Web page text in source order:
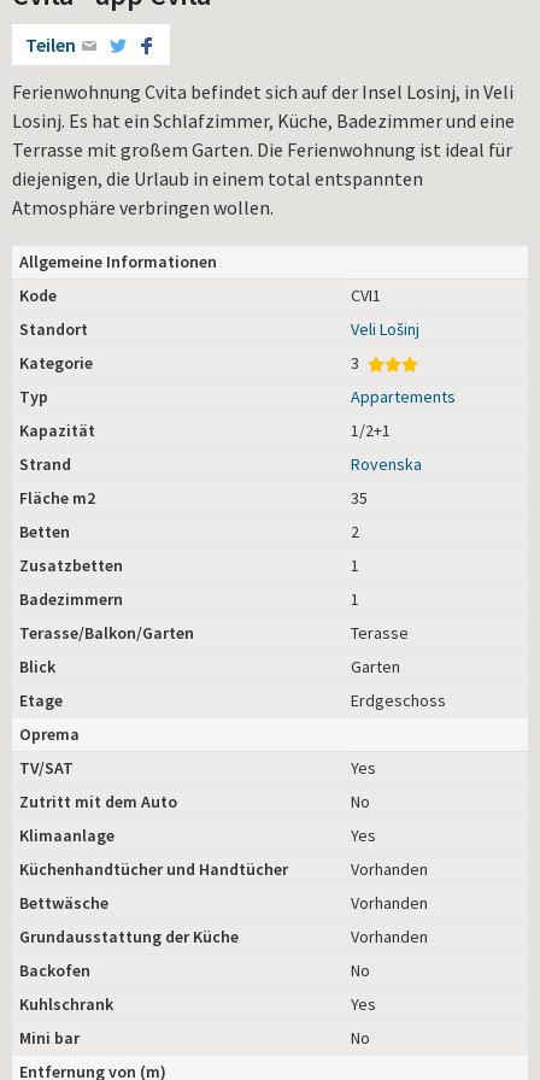
Teilen
Ferienwohnung Cvita befindet sich auf der Insel Losinj, in Veli
Losinj. Es hat ein Schlafzimmer, Küche, Badezimmer und eine
Terrasse mit großem Garten. Die Ferienwohnung ist ideal für
diejenigen, die Urlaub in einem total entspannten
Atmosphäre verbringen wollen.
Allgemeine Informationen
Kode
CVI1
Standort
Veli Lošinj
Kategorie
3
Typ
Appartements
Kapazität
1/2+1
Strand
Rovenska
Fläche m2
35
Betten
2
Zusatzbetten
1
Badezimmern
1
Terasse/Balkon/Garten
Terasse
Blick
Garten
Etage
Erdgeschoss
Oprema
TV/SAT
Yes
Zutritt mit dem Auto
No
Klimaanlage
Yes
Küchenhandtücher und Handtücher
Vorhanden
Bettwäsche
Vorhanden
Grundausstattung der Küche
Vorhanden
Backofen
No
Kuhlschrank
Yes
Mini bar
No
Entfernung von (m)